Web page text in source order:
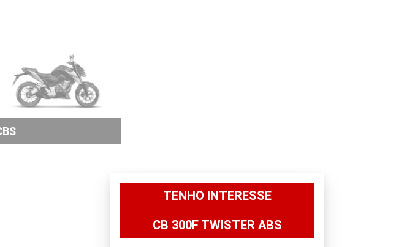
TENHO INTERESSE
CB 300F TWISTER ABS